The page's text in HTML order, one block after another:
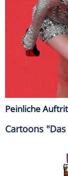
Peinliche
Cartoons